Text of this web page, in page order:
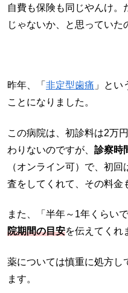
自費も保険も同じやんけ。
じゃないか、と思ってい
昨年、「 非定型歯痛 」とい
ことになりました。
この病院は、初診料は2万
わりないのですが、 診察時
（オンライン可）で、初
査をしてくれて、その料金
また、「半年～1年くらい
院期間の目安を伝えてくれ
薬については慎重に処方し
ます。